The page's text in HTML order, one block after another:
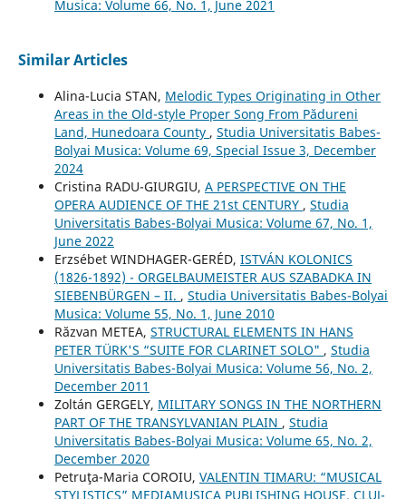
Musica: Volume 66, No. 1, June 2021
Similar Articles
Alina-Lucia STAN, Melodic Types Originating in Other
Areas in the Old-style Proper Song From Pădureni
Land, Hunedoara County , Studia Universitatis Babes-
Bolyai Musica: Volume 69, Special Issue 3, December
2024
Cristina RADU-GIURGIU, A PERSPECTIVE ON THE
OPERA AUDIENCE OF THE 21st CENTURY , Studia
Universitatis Babes-Bolyai Musica: Volume 67, No. 1,
June 2022
Erzsébet WINDHAGER-GERÉD, ISTVÁN KOLONICS
(1826-1892) - ORGELBAUMEISTER AUS SZABADKA IN
SIEBENBÜRGEN – II. , Studia Universitatis Babes-Bolyai
Musica: Volume 55, No. 1, June 2010
Răzvan METEA, STRUCTURAL ELEMENTS IN HANS
PETER TÜRK'S “SUITE FOR CLARINET SOLO" , Studia
Universitatis Babes-Bolyai Musica: Volume 56, No. 2,
December 2011
Zoltán GERGELY, MILITARY SONGS IN THE NORTHERN
PART OF THE TRANSYLVANIAN PLAIN , Studia
Universitatis Babes-Bolyai Musica: Volume 65, No. 2,
December 2020
Petruţa-Maria COROIU, VALENTIN TIMARU: “MUSICAL
STYLISTICS” MEDIAMUSICA PUBLISHING HOUSE, CLUJ-